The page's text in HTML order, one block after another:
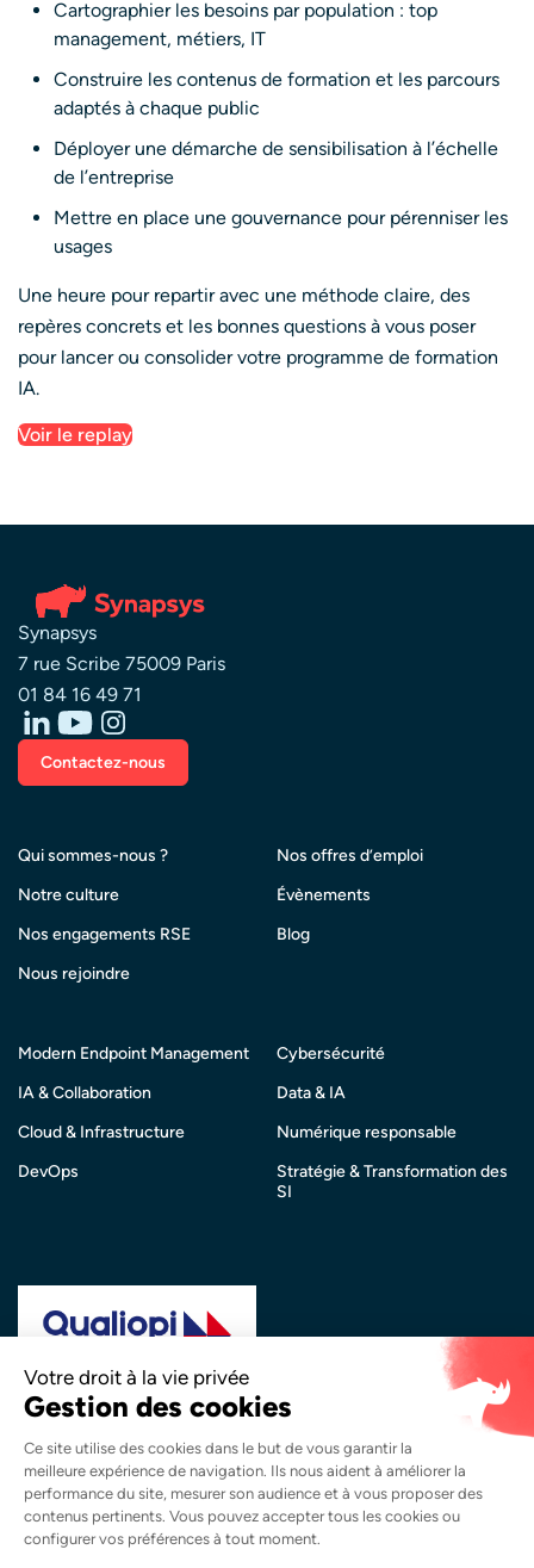
Cartographier les besoins par population : top
management, métiers, IT
Construire les contenus de formation et les parcours
adaptés à chaque public
Déployer une démarche de sensibilisation à l’échelle
de l’entreprise
Mettre en place une gouvernance pour pérenniser les
usages
Une heure pour repartir avec une méthode claire, des
repères concrets et les bonnes questions à vous poser
pour lancer ou consolider votre programme de formation
IA.
Voir le replay
Synapsys
7 rue Scribe 75009 Paris
01 84 16 49 71
Contactez-nous
Qui sommes-nous ?
Notre culture
Nos engagements RSE
Nous rejoindre
Nos offres d’emploi
Évènements
Blog
Modern Endpoint Management
IA & Collaboration
Cloud & Infrastructure
DevOps
Cybersécurité
Data & IA
Numérique responsable
Stratégie & Transformation des
SI
catégorie d’action suivante :Actions de Formation
Copyright © 2026 Synapsys. Tous droits réservés.